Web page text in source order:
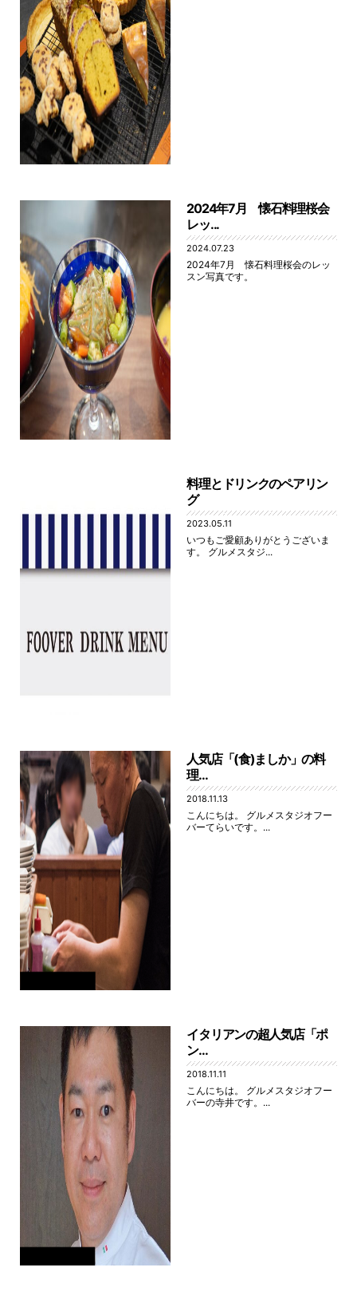
2024年7月 懐石料理桜会
レッ...
2024.07.23
2024年7月 懐石料理桜会のレッ
スン写真です。
料理とドリンクのペアリン
グ
2023.05.11
いつもご愛顧ありがとうございま
す。 グルメスタジ...
人気店「(食)ましか」の料
理...
2018.11.13
こんにちは。 グルメスタジオフー
バーてらいです。...
イタリアンの超人気店「ポ
ン...
2018.11.11
こんにちは。 グルメスタジオフー
バーの寺井です。...